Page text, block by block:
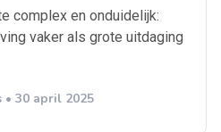
complex en onduidelijk:
vaker als grote uitdaging
30 april 2025